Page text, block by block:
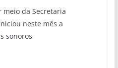
da Secretaria
neste mês a
sonoros